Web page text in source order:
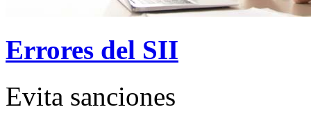
Errores del SII
Evita sanciones